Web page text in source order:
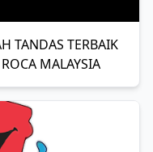
TANDAS TERBAIK
MALAYSIA